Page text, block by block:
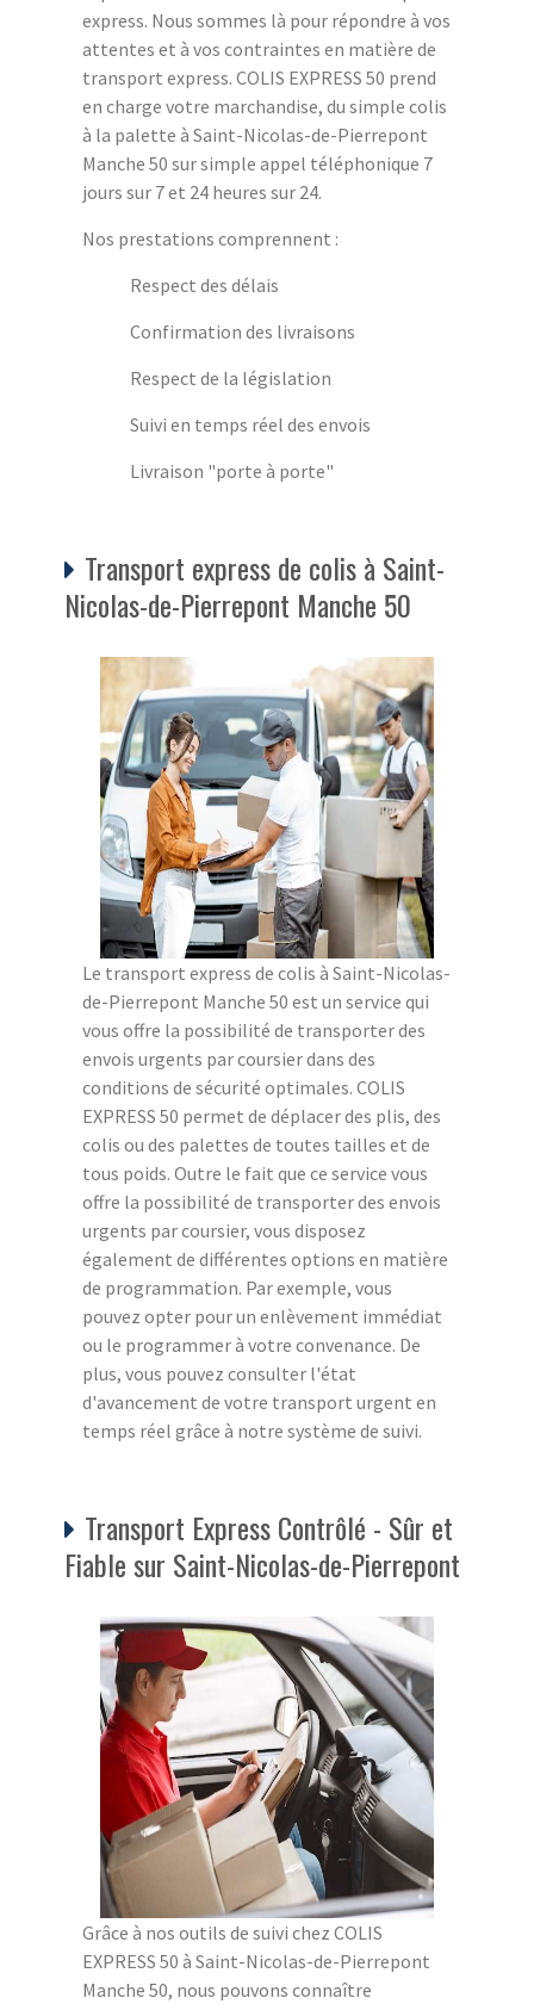
express. Nous sommes là pour répondre à vos
attentes et à vos contraintes en matière de
transport express. COLIS EXPRESS 50 prend
en charge votre marchandise, du simple colis
à la palette à Saint-Nicolas-de-Pierrepont
Manche 50 sur simple appel téléphonique 7
jours sur 7 et 24 heures sur 24.
Nos prestations comprennent :
Respect des délais
Confirmation des livraisons
Respect de la législation
Suivi en temps réel des envois
Livraison "porte à porte"
Transport express de colis à Saint-
Nicolas-de-Pierrepont Manche 50
Le transport express de colis à Saint-Nicolas-
de-Pierrepont Manche 50 est un service qui
vous offre la possibilité de transporter des
envois urgents par coursier dans des
conditions de sécurité optimales. COLIS
EXPRESS 50 permet de déplacer des plis, des
colis ou des palettes de toutes tailles et de
tous poids. Outre le fait que ce service vous
offre la possibilité de transporter des envois
urgents par coursier, vous disposez
également de différentes options en matière
de programmation. Par exemple, vous
pouvez opter pour un enlèvement immédiat
ou le programmer à votre convenance. De
plus, vous pouvez consulter l'état
d'avancement de votre transport urgent en
temps réel grâce à notre système de suivi.
Transport Express Contrôlé - Sûr et
Fiable sur Saint-Nicolas-de-Pierrepont
Grâce à nos outils de suivi chez COLIS
EXPRESS 50 à Saint-Nicolas-de-Pierrepont
Manche 50, nous pouvons connaître